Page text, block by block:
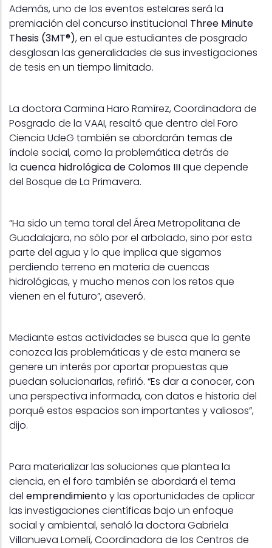
Además, uno de los eventos estelares será la
premiación del concurso institucional Three Minute
Thesis (3MT®), en el que estudiantes de posgrado
desglosan las generalidades de sus investigaciones
de tesis en un tiempo limitado.
La doctora Carmina Haro Ramírez, Coordinadora de
Posgrado de la VAAI, resaltó que dentro del Foro
Ciencia UdeG también se abordarán temas de
índole social, como la problemática detrás de
la cuenca hidrológica de Colomos IIIque depende
del Bosque de La Primavera.
“Ha sido un tema toral del Área Metropolitana de
Guadalajara, no sólo por el arbolado, sino por esta
parte del agua y lo que implica que sigamos
perdiendo terreno en materia de cuencas
hidrológicas, y mucho menos con los retos que
vienen en el futuro”, aseveró.
Mediante estas actividades se busca que la gente
conozca las problemáticas y de esta manera se
genere un interés por aportar propuestas que
puedan solucionarlas, refirió. “Es dar a conocer, con
una perspectiva informada, con datos e historia del
porqué estos espacios son importantes y valiosos”,
dijo.
Para materializar las soluciones que plantea la
ciencia, en el foro también se abordará el tema
del emprendimientoy las oportunidades de aplicar
las investigaciones científicas bajo un enfoque
social y ambiental, señaló la doctora Gabriela
Villanueva Lomelí, Coordinadora de los Centros de